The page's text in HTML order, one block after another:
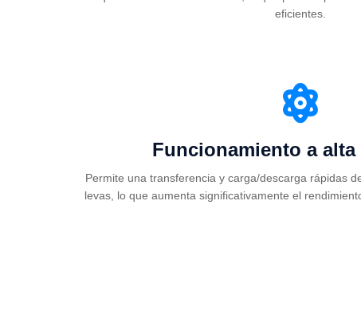
eficientes.
Funcionamiento a
Permite una transferencia y carga/descarga rápidas
levas, lo que aumenta significativamente el